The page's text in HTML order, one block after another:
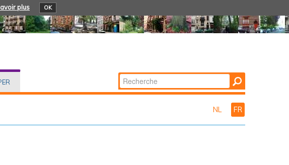
plus OK
Chercher par
Recherche
NL FR